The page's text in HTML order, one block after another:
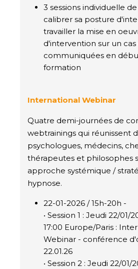
3 sessions individuelle
calibrer sa posture
travailler la mise en
d'intervention sur un
communiquées en
formation
International Webinar
Quatre demi-journées de
webtrainings qui réunissent
psychologues, médecins,
thérapeutes et philosophes
approche systémique /
hypnose.
22-01-2026 / 15h-20h -
• Session 1 : Jeudi 22/01/
17:00 Europe/Paris :
Webinar - conférence
22.01.26
• Session 2 : Jeudi 22/01/